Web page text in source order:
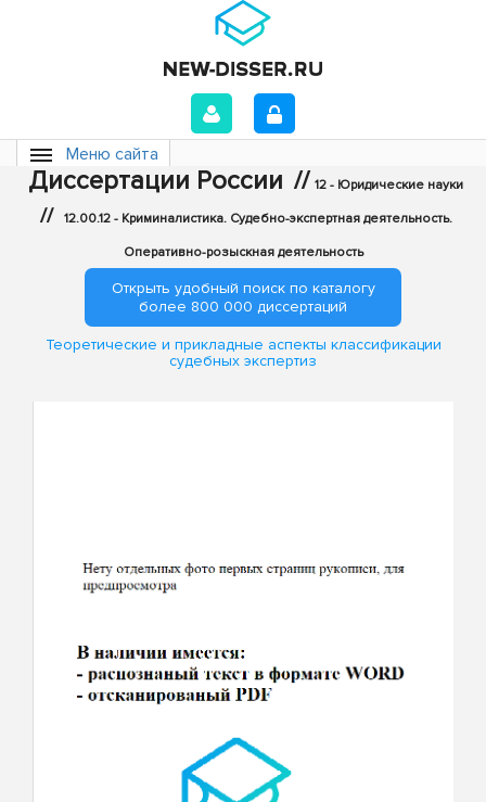
Меню сайта
Диссертации России // 12 - Юридические науки
// 12.00.12 - Криминалистика. Судебно-экспертная деятельность.
Оперативно-розыскная деятельность
Открыть удобный поиск по каталогу
более 800 000 диссертаций
Теоретические и прикладные аспекты классификации
судебных экспертиз